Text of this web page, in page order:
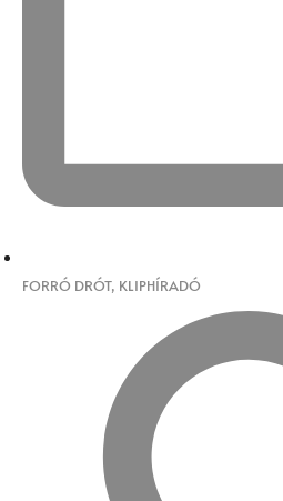
FORRÓ DRÓT, KLIPHÍRADÓ